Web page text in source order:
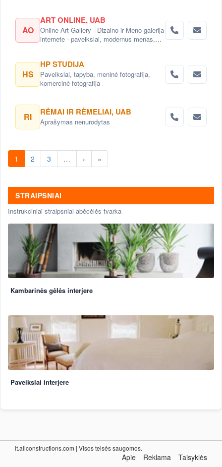
AO
ART ONLINE, UAB
Online Art Gallery - Dizaino ir Meno galerija
internete - paveikslai, modernus menas,
HS
HP STUDIJA
Paveikslai, tapyba, meninė fotografija,
komercinė fotografija
RI RĖMAI IR RĖMELIAI, UAB
Aprašymas nenurodytas
1 2 3 … › »
STRAIPSNIAI
Instrukciniai straipsniai abėcėlės tvarka
Kambarinės gėlės interjere
Paveikslai interjere
lt.allconstructions.com | Visos teisės saugomos.
Apie Reklama Taisyklės